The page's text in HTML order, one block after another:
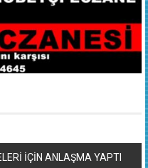
İÇİN ANLAŞMA YAPTI